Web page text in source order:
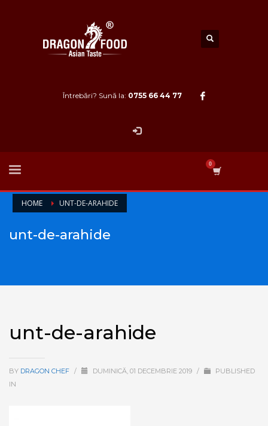
Întrebări? Sună la: 0755 66 44 77
HOME UNT-DE-ARAHIDE
unt-de-arahide
unt-de-arahide
BY DRAGON CHEF / DUMINICĂ, 01 DECEMBRIE 2019 /
PUBLISHED
IN